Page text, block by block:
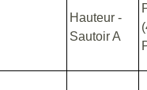
Hauteur -
Sautoir A